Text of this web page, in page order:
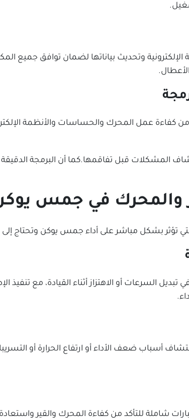
الإلكترونية وتحديث بياناتها لضمان توافق
من كفاءة عمل المحرك والحساسات والأنظمة
المشكلات قبل تفاقمها.كما أن البرمجة
والمحرك في جمس يوكن
تؤثر بشكل مباشر على أداء جمس يوكن وتحتاج
السرعات أو الاهتزاز أثناء القيادة، مع
أسباب ضعف الأداء أو ارتفاع الحرارة أو
شاملة للتأكد من كفاءة المحرك والقير